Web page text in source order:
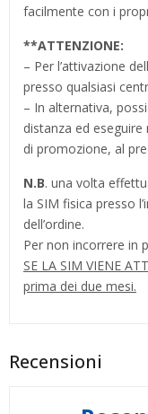
facilmente con i
**ATTENZIONE:
– Per l’attivazione
presso qualsiasi
– In alternativa,
distanza ed
di promozione, al
N.B. una volta
la SIM fisica presso
dell’ordine.
Per non incorrere in
SE LA SIM VIENE
prima dei due mesi.
Recensioni